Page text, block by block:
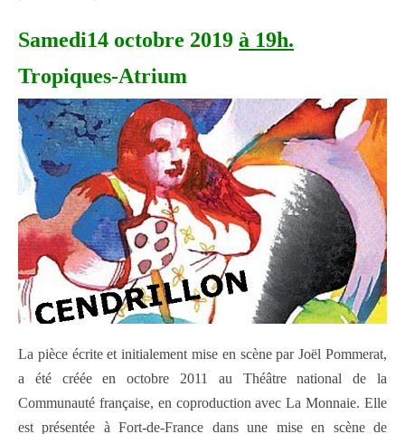
Samedi14 octobre 2019 à 19h.
Tropiques-Atrium
La pièce écrite et initialement mise en scène par Joël Pommerat,
a été créée en octobre 2011 au Théâtre national de la
Communauté française, en coproduction avec La Monnaie. Elle
est présentée à Fort-de-France dans une mise en scène de